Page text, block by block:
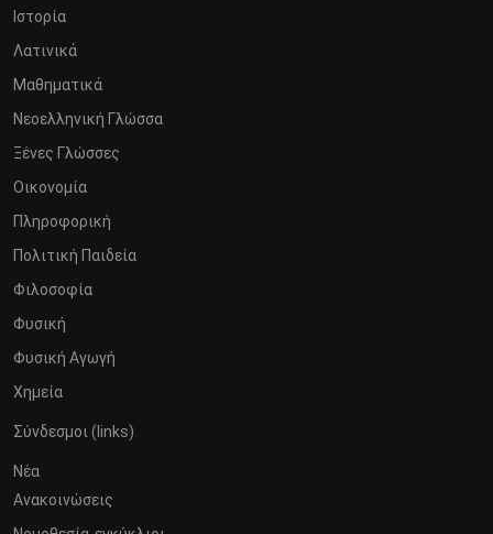
Ιστορία
Λατινικά
Μαθηματικά
Νεοελληνική Γλώσσα
Ξένες Γλώσσες
Οικονομία
Πληροφορική
Πολιτική Παιδεία
Φιλοσοφία
Φυσική
Φυσική Αγωγή
Χημεία
Σύνδεσμοι (links)
Νέα
Ανακοινώσεις